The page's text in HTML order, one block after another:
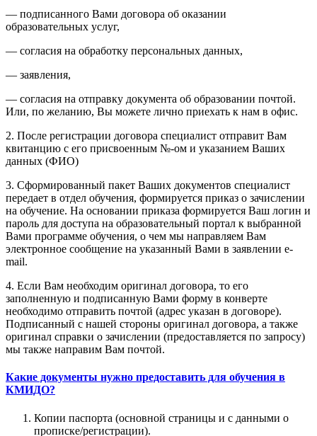
— подписанного Вами договора об оказании
образовательных услуг,
— согласия на обработку персональных данных,
— заявления,
— согласия на отправку документа об образовании почтой.
Или, по желанию, Вы можете лично приехать к нам в офис.
2. После регистрации договора специалист отправит Вам
квитанцию с его присвоенным №-ом и указанием Ваших
данных (ФИО)
3. Сформированный пакет Ваших документов специалист
передает в отдел обучения, формируется приказ о зачислении
на обучение. На основании приказа формируется Ваш логин и
пароль для доступа на образовательный портал к выбранной
Вами программе обучения, о чем мы направляем Вам
электронное сообщение на указанный Вами в заявлении e-
mail.
4. Если Вам необходим оригинал договора, то его
заполненную и подписанную Вами форму в конверте
необходимо отправить почтой (адрес указан в договоре).
Подписанный с нашей стороны оригинал договора, а также
оригинал справки о зачислении (предоставляется по запросу)
мы также направим Вам почтой.
Какие документы нужно предоставить для обучения в
КМИДО?
Копии паспорта (основной страницы и с данными о
прописке/регистрации).